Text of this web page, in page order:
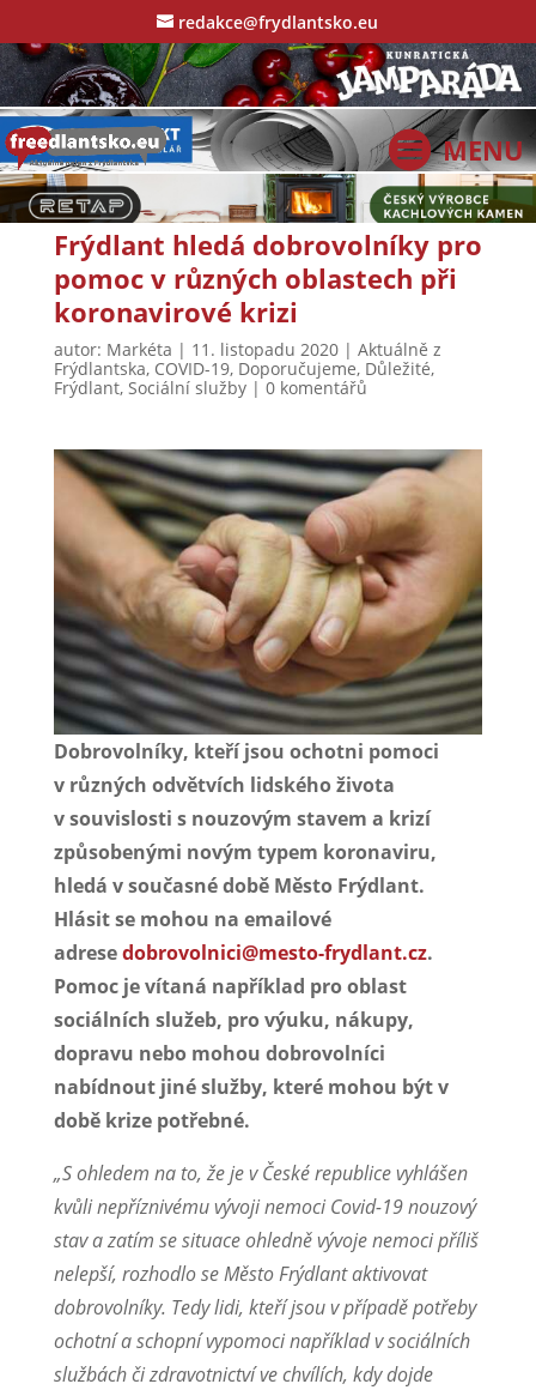
redakce@frydlantsko.eu
Frýdlant hledá dobrovolníky pro
pomoc v různých oblastech při
koronavirové krizi
autor: Markéta | 11. listopadu 2020| Aktuálně z
Frýdlantska, COVID-19, Doporučujeme, Důležité,
Frýdlant, Sociální služby| 0 komentářů
Dobrovolníky, kteří jsou ochotni pomoci
v různých odvětvích lidského života
v souvislosti s nouzovým stavem a krizí
způsobenými novým typem koronaviru,
hledá v současné době Město Frýdlant.
Hlásit se mohou na emailové
adresedobrovolnici@mesto-frydlant.cz.
Pomoc je vítaná například pro oblast
sociálních služeb, pro výuku, nákupy,
dopravu nebo mohou dobrovolníci
nabídnout jiné služby, které mohou být v
době krize potřebné.
„S ohledem na to, že je v České republice vyhlášen
kvůli nepříznivému vývoji nemoci Covid-19 nouzový
stav a zatím se situace ohledně vývoje nemoci příliš
nelepší, rozhodlo se Město Frýdlant aktivovat
dobrovolníky. Tedy lidi, kteří jsou v případě potřeby
ochotní a schopní vypomoci například v sociálních
službách či zdravotnictví ve chvílích, kdy dojde